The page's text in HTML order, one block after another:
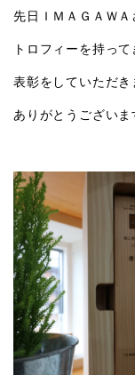
先日ＩＭＡＧＡＷ
トロフィーを持っ
表彰をしていただ
ありがとうございま